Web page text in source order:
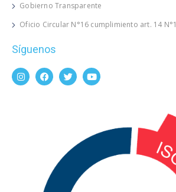
Gobierno Transparente
Oficio Circular N°16 cumplimiento art. 14 N°1
Síguenos